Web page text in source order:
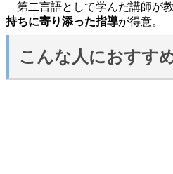
第二言語として学んだ講師が教
持ちに寄り添った指導が得意。
こんな人におすす